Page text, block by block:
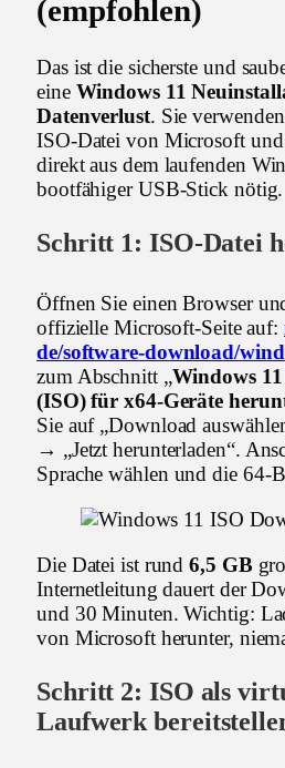
(empfohlen)
Das ist die sicherste und
eine Windows 11
Datenverlust. Sie
ISO-Datei von Microsoft und
direkt aus dem laufenden
bootfähiger USB-Stick nötig.
Schritt 1: ISO-Datei
Öffnen Sie einen Browser
offizielle Microsoft-Seite auf:
de/software-download/
zum Abschnitt „Windows
(ISO) für x64-Geräte
Sie auf „Download
→ „Jetzt herunterladen“.
Sprache wählen und die 64-
Die Datei ist rund6,5 GB
Internetleitung dauert der
und 30 Minuten. Wichtig:
von Microsoft herunter,
Schritt 2: ISO als
Laufwerk